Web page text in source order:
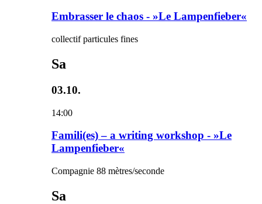
Embrasser le chaos - »Le Lampenfieber«
collectif particules fines
Sa
03.10.
14:00
Famili(es) – a writing workshop - »Le
Lampenfieber«
Compagnie 88 mètres/seconde
Sa